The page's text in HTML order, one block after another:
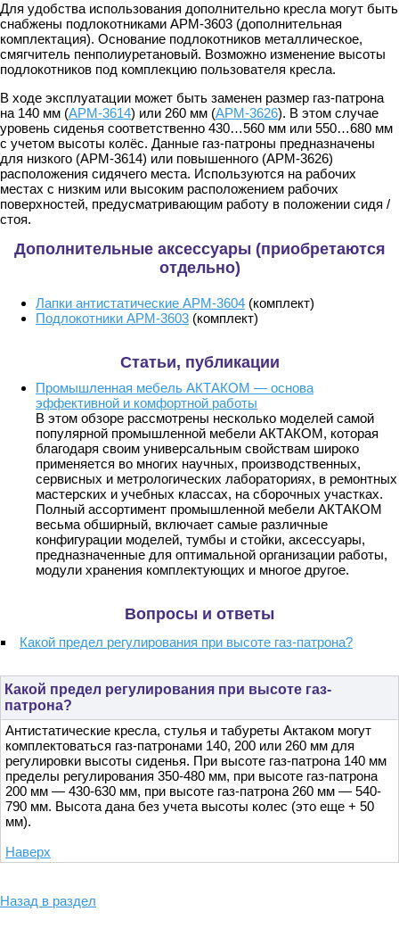
Для удобства использования дополнительно кресла могут быть
снабжены подлокотниками АРМ-3603 (дополнительная
комплектация). Основание подлокотников металлическое,
смягчитель пенполиуретановый. Возможно изменение высоты
подлокотников под комплекцию пользователя кресла.
В ходе эксплуатации может быть заменен размер газ-патрона
на 140 мм (АРМ-3614) или 260 мм (АРМ-3626). В этом случае
уровень сиденья соответственно 430…560 мм или 550…680 мм
с учетом высоты колёс. Данные газ-патроны предназначены
для низкого (АРМ-3614) или повышенного (АРМ-3626)
расположения сидячего места. Используются на рабочих
местах с низким или высоким расположением рабочих
поверхностей, предусматривающим работу в положении сидя /
стоя.
Дополнительные аксессуары (приобретаются
отдельно)
Лапки антистатические АРМ-3604 (комплект)
Подлокотники АРМ-3603 (комплект)
Статьи, публикации
Промышленная мебель АКТАКОМ — основа
эффективной и комфортной работы
В этом обзоре рассмотрены несколько моделей самой
популярной промышленной мебели АКТАКОМ, которая
благодаря своим универсальным свойствам широко
применяется во многих научных, производственных,
сервисных и метрологических лабораториях, в ремонтных
мастерских и учебных классах, на сборочных участках.
Полный ассортимент промышленной мебели АКТАКОМ
весьма обширный, включает самые различные
конфигурации моделей, тумбы и стойки, аксессуары,
предназначенные для оптимальной организации работы,
модули хранения комплектующих и многое другое.
Вопросы и ответы
Какой предел регулирования при высоте газ-патрона?
Какой предел регулирования при высоте газ-
патрона?
Антистатические кресла, стулья и табуреты Актаком могут
комплектоваться газ-патронами 140, 200 или 260 мм для
регулировки высоты сиденья. При высоте газ-патрона 140 мм
пределы регулирования 350-480 мм, при высоте газ-патрона
200 мм — 430-630 мм, при высоте газ-патрона 260 мм — 540-
790 мм. Высота дана без учета высоты колес (это еще + 50
мм).
Наверх
Назад в раздел